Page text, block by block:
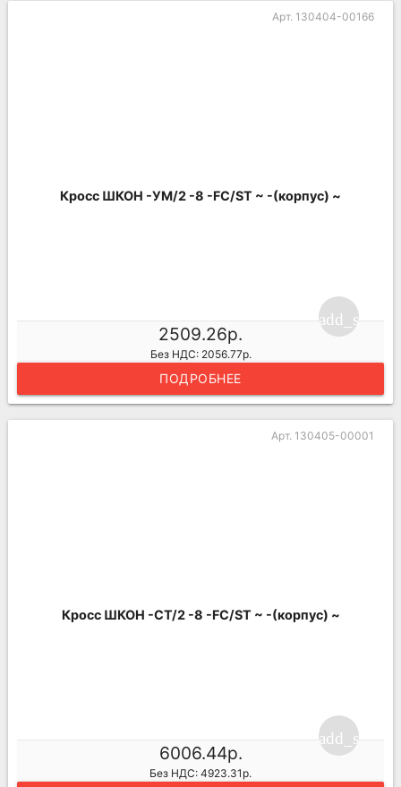
Арт. 130404-00166
Кросс ШКОН -УМ/2 -8 -FC/ST ~ -(корпус) ~
2509.26р.
Без НДС: 2056.77р.
ПОДРОБНЕЕ
Арт. 130405-00001
Кросс ШКОН -СТ/2 -8 -FC/ST ~ -(корпус) ~
6006.44р.
Без НДС: 4923.31р.